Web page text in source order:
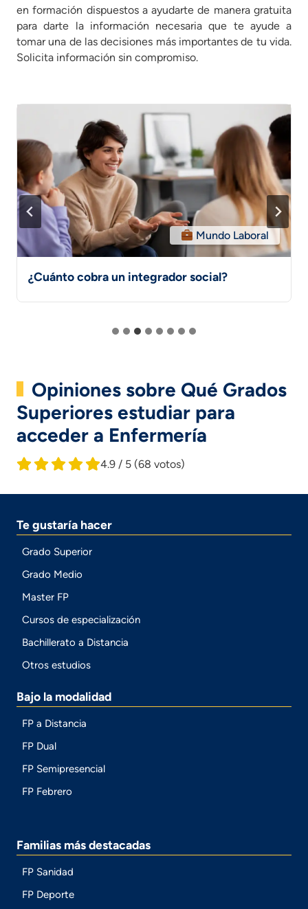
en formación dispuestos a ayudarte de manera gratuita
para darte la información necesaria que te ayude a
tomar una de las decisiones más importantes de tu vida.
Solicita información sin compromiso.
Sigue Estudiando
Active recall: el método de estudio para
Opiniones sobre Qué Grados
Superiores estudiar para
acceder a Enfermería
4.9 / 5 (68 votos)
Te gustaría hacer
Grado Superior
Grado Medio
Master FP
Cursos de especialización
Bachillerato a Distancia
Otros estudios
Bajo la modalidad
FP a Distancia
FP Dual
FP Semipresencial
FP Febrero
Familias más destacadas
FP Sanidad
FP Deporte